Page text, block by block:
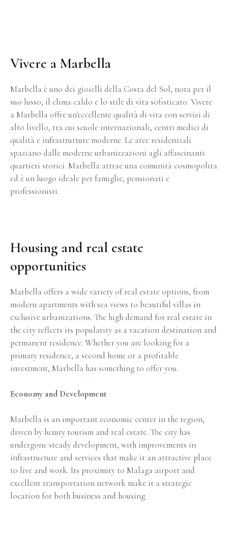
Vivere a Marbella
Marbella è uno dei gioielli della Costa del Sol, nota per il
suo lusso, il clima caldo e lo stile di vita sofisticato. Vivere
a Marbella offre un'eccellente qualità di vita con servizi di
alto livello, tra cui scuole internazionali, centri medici di
qualità e infrastrutture moderne. Le aree residenziali
spaziano dalle moderne urbanizzazioni agli affascinanti
quartieri storici. Marbella attrae una comunità cosmopolita
ed è un luogo ideale per famiglie, pensionati e
professionisti.
Housing and real estate
opportunities
Marbella offers a wide variety of real estate options, from
modern apartments with sea views to beautiful villas in
exclusive urbanizations. The high demand for real estate in
the city reflects its popularity as a vacation destination and
permanent residence. Whether you are looking for a
primary residence, a second home or a profitable
investment, Marbella has something to offer you.
Economy and Development
Marbella is an important economic center in the region,
driven by luxury tourism and real estate. The city has
undergone steady development, with improvements in
infrastructure and services that make it an attractive place
to live and work. Its proximity to Malaga airport and
excellent transportation network make it a strategic
location for both business and housing.